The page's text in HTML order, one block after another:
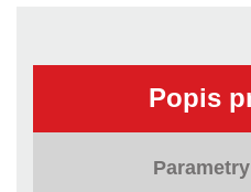
Popis